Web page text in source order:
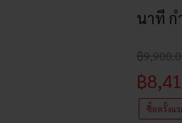
นาที ก
฿
฿
ซื้อครั้งแ